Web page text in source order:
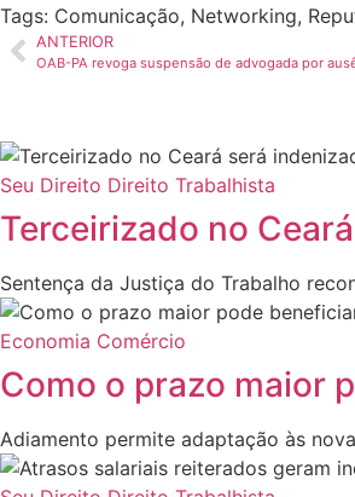
Tags: Comunicação, Networking,
ANTERIOR
OAB-PA revoga suspensão de advogada por
Seu Direito Direito Trabalhista
Terceirizado no
Sentença da Justiça do Trabalho
Economia Comércio
Como o prazo maior
Adiamento permite adaptação às